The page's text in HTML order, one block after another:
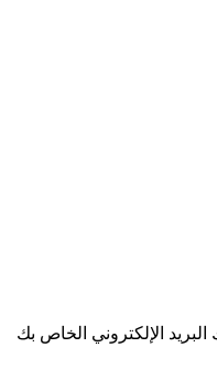
الإلكتروني الخاص بك